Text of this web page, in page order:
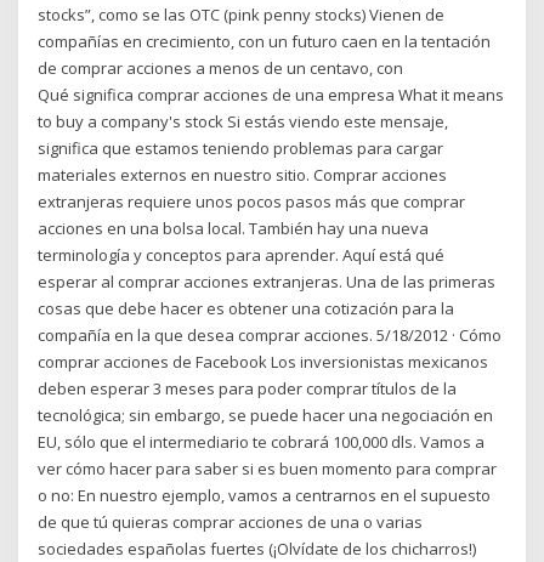
stocks”, como se las OTC (pink penny stocks) Vienen de
compañías en crecimiento, con un futuro caen en la tentación
de comprar acciones a menos de un centavo, con
Qué significa comprar acciones de una empresa What it means
to buy a company's stock Si estás viendo este mensaje,
significa que estamos teniendo problemas para cargar
materiales externos en nuestro sitio. Comprar acciones
extranjeras requiere unos pocos pasos más que comprar
acciones en una bolsa local. También hay una nueva
terminología y conceptos para aprender. Aquí está qué
esperar al comprar acciones extranjeras. Una de las primeras
cosas que debe hacer es obtener una cotización para la
compañía en la que desea comprar acciones. 5/18/2012 · Cómo
comprar acciones de Facebook Los inversionistas mexicanos
deben esperar 3 meses para poder comprar títulos de la
tecnológica; sin embargo, se puede hacer una negociación en
EU, sólo que el intermediario te cobrará 100,000 dls. Vamos a
ver cómo hacer para saber si es buen momento para comprar
o no: En nuestro ejemplo, vamos a centrarnos en el supuesto
de que tú quieras comprar acciones de una o varias
sociedades españolas fuertes (¡Olvídate de los chicharros!)